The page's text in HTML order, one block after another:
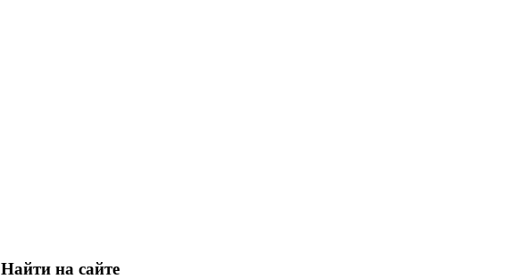
Найти на сайте